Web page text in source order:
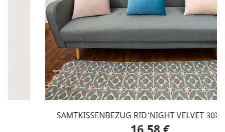
SAMTKISSENBEZUG RID'NIGHT VELVET 30X50 CM